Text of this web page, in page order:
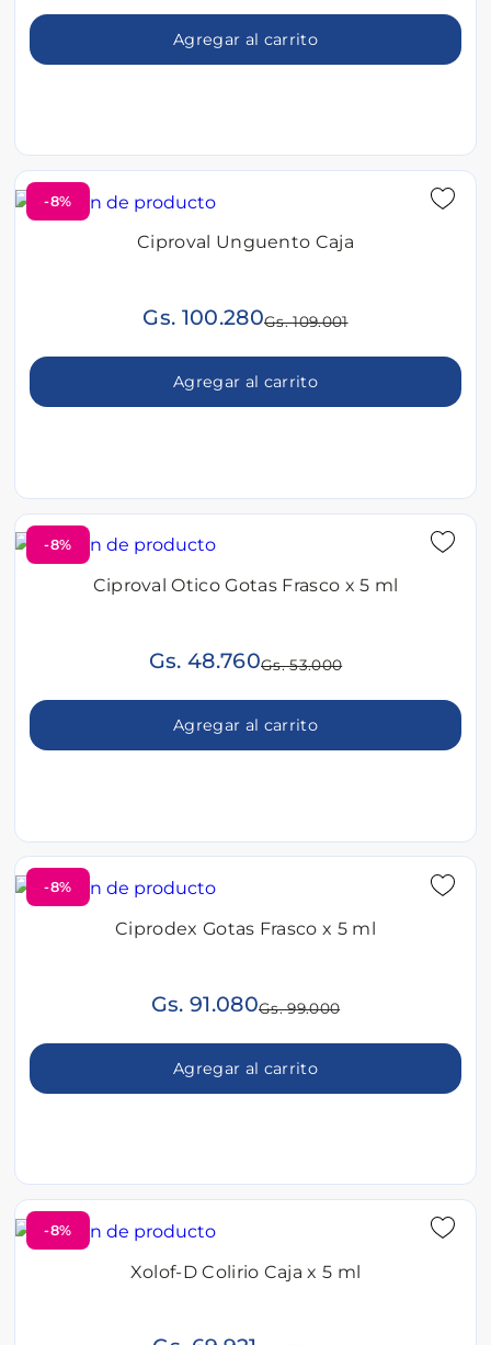
Agregar al carrito
-8%
Ciproval Unguento Caja
Gs. 100.280Gs. 109.001
Agregar al carrito
-8%
Ciproval Otico Gotas Frasco x 5 ml
Gs. 48.760Gs. 53.000
Agregar al carrito
-8%
Ciprodex Gotas Frasco x 5 ml
Gs. 91.080Gs. 99.000
Agregar al carrito
-8%
Xolof-D Colirio Caja x 5 ml